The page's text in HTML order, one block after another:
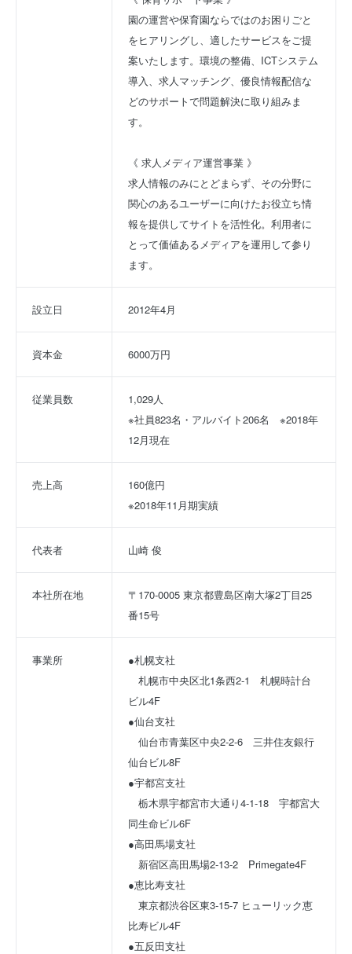
園の運営や保育園ならではのお困りごと
をヒアリングし、適したサービスをご提
案いたします。環境の整備、ICTシステム
導入、求人マッチング、優良情報配信な
どのサポートで問題解決に取り組みま
す。
《 求人メディア運営事業 》
求人情報のみにとどまらず、その分野に
関心のあるユーザーに向けたお役立ち情
報を提供してサイトを活性化。利用者に
とって価値あるメディアを運用して参り
ます。
設立日 2012年4月
資本金 6000万円
従業員数
1,029人
※社員823名・アルバイト206名　※2018年
12月現在
売上高
160億円
※2018年11月期実績
代表者 山崎 俊
本社所在地
〒170-0005 東京都豊島区南大塚2丁目25
番15号
事業所
●札幌支社
札幌市中央区北1条西2-1　札幌時計台
ビル4F
●仙台支社
仙台市青葉区中央2-2-6　三井住友銀行
仙台ビル8F
●宇都宮支社
栃木県宇都宮市大通り4-1-18　宇都宮大
同生命ビル6F
●高田馬場支社
新宿区高田馬場2-13-2　Primegate4F
●恵比寿支社
東京都渋谷区東3-15-7 ヒューリック恵
比寿ビル4F
●五反田支社